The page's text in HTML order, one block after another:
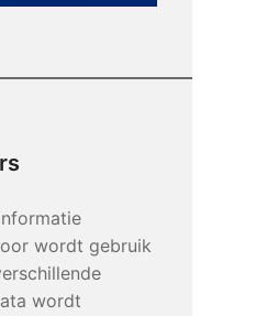
wordt gebruik
wordt